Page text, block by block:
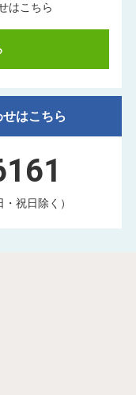
はこちら
はこちら
祝日除く）